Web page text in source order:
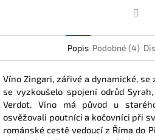
Popis Podobné (4)
Víno Zingari, zářivé a dynamické,
se vyzkoušelo spojení odrůd
Verdot. Víno má původ u
osvěžovali poutníci a kočovníci při
románské cestě vedoucí z Říma do